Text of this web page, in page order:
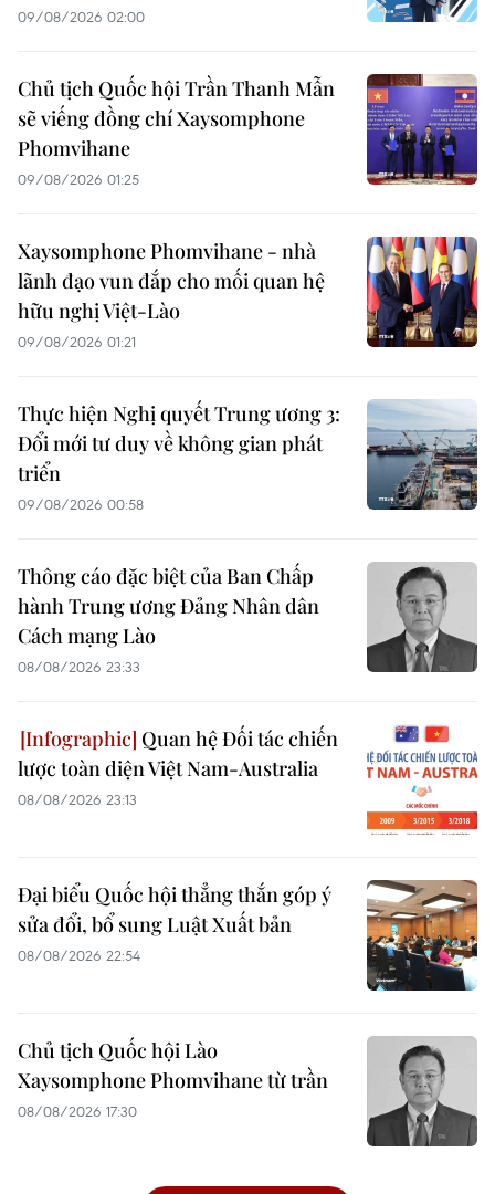
09/08/2026 02:00
Chủ tịch Quốc hội Trần Thanh Mẫn
sẽ viếng đồng chí Xaysomphone
Phomvihane
09/08/2026 01:25
Xaysomphone Phomvihane - nhà
lãnh đạo vun đắp cho mối quan hệ
hữu nghị Việt-Lào
09/08/2026 01:21
Thực hiện Nghị quyết Trung ương 3:
Đổi mới tư duy về không gian phát
triển
09/08/2026 00:58
Thông cáo đặc biệt của Ban Chấp
hành Trung ương Đảng Nhân dân
Cách mạng Lào
08/08/2026 23:33
Quan hệ Đối tác chiến
lược toàn diện Việt Nam-Australia
08/08/2026 23:13
Đại biểu Quốc hội thẳng thắn góp ý
sửa đổi, bổ sung Luật Xuất bản
08/08/2026 22:54
Chủ tịch Quốc hội Lào
Xaysomphone Phomvihane từ trần
08/08/2026 17:30